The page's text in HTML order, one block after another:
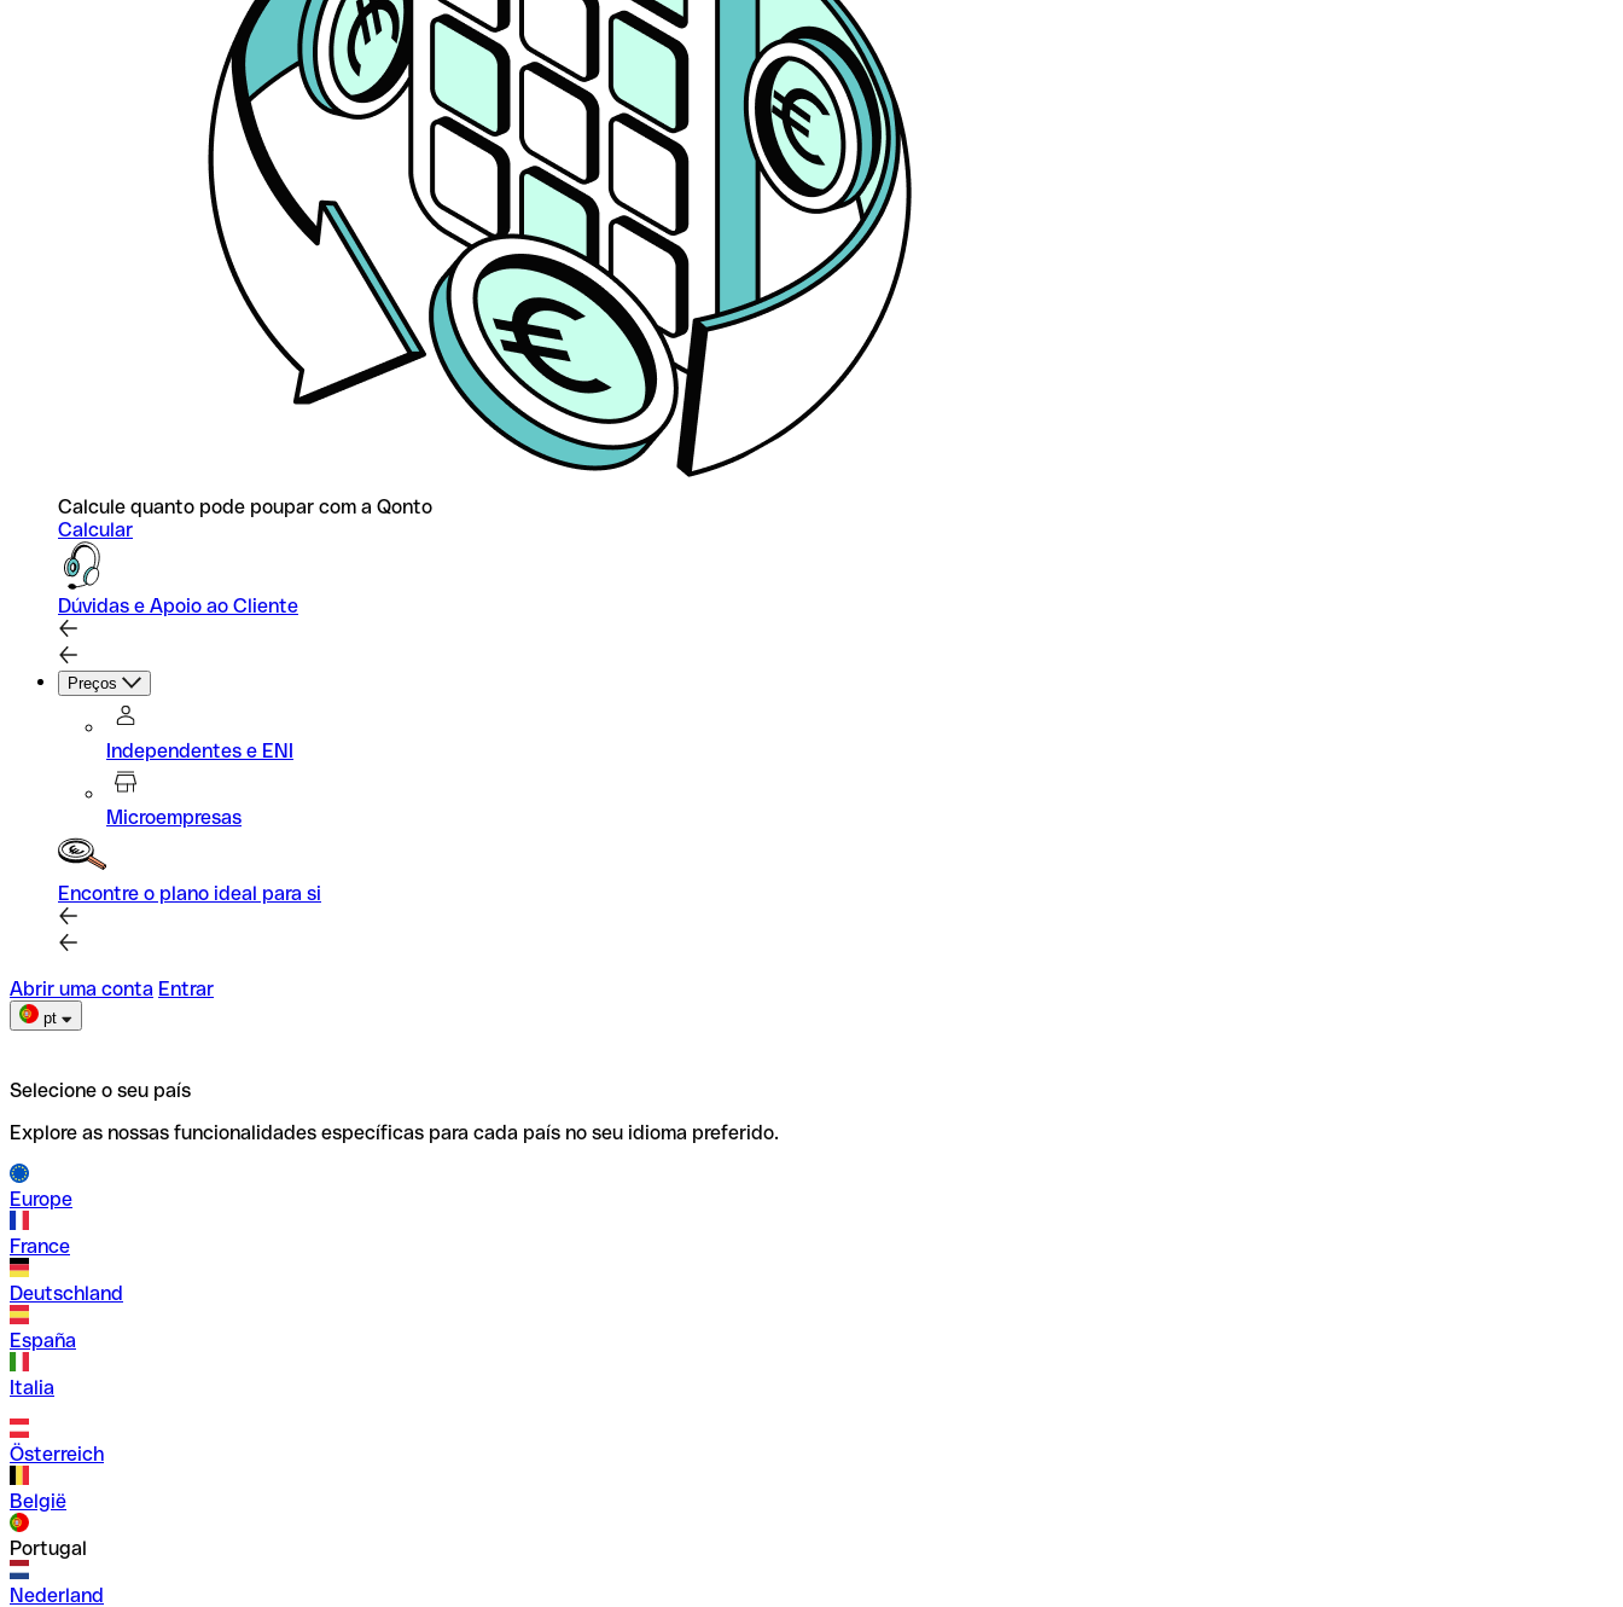
Calcule quanto pode poupar com a Qonto
Calcular
Dúvidas e Apoio ao Cliente
Preços
Independentes e ENI
Microempresas
Encontre o plano ideal para si
Abrir uma conta Entrar
pt
Selecione o seu país
Explore as nossas funcionalidades específicas para cada país no seu idioma preferido.
Europe
France
Deutschland
España
Italia
Österreich
België
Portugal
Nederland